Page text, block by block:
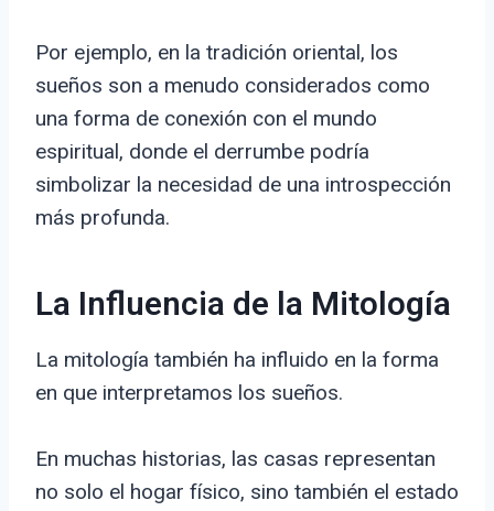
Por ejemplo, en la tradición oriental, los
sueños son a menudo considerados como
una forma de conexión con el mundo
espiritual, donde el derrumbe podría
simbolizar la necesidad de una introspección
más profunda.
La Influencia de la Mitología
La mitología también ha influido en la forma
en que interpretamos los sueños.
En muchas historias, las casas representan
no solo el hogar físico, sino también el estado